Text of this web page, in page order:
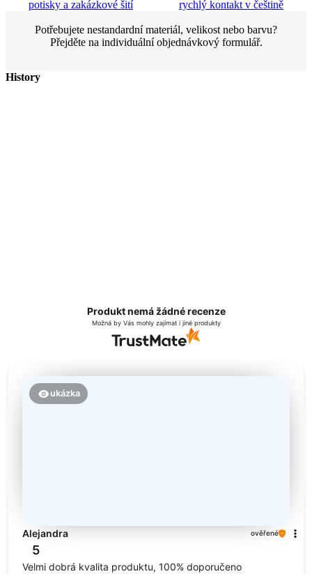
potisky a zakázkové šití rychlý kontakt v češtině
Potřebujete nestandardní materiál, velikost nebo barvu?
Přejděte na individuální objednávkový formulář.
History
Produkt nemá žádné recenze
Možná by Vás mohly zajímat i jiné produkty
ukázka
Alejandra ověřené
5
Velmi dobrá kvalita produktu, 100% doporučeno